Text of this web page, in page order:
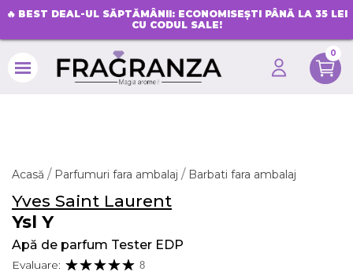
🔥 BEST DEAL-UL SĂPTĂMÂNII: ECONOMISEȘTI PÂNĂ LA 35 LEI
CU CODUL SALE!
0
Acasă Parfumuri fara ambalaj Barbati fara ambalaj
Yves Saint Laurent
Ysl Y
Apă de parfum Tester EDP
Evaluare: 8